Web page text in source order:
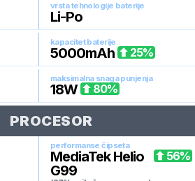
vrsta tehnologije baterije
Li-Po
kapacitet baterije
5000mAh 25%
maksimalna snaga punjenja
18W 80%
PROCESOR
performanse čipseta
MediaTek Helio
G99
56%